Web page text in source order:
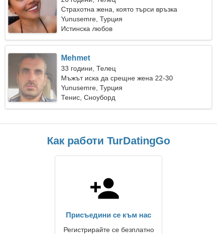
Страхотна жена, която търси връзка
Yunusemre, Турция
Истинска любов
Mehmet
33 години, Телец
Мъжът иска да срещне жена 22-30
Yunusemre, Турция
Тенис, Сноуборд
Как работи TurDatingGo
Присъедини се към нас
Регистрирайте се безплатно